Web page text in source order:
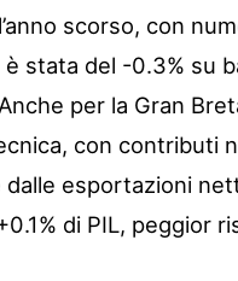
scorso, con
è stata del -0.3% su
per la Gran
con contributi
dalle esportazioni
di PIL, peggior